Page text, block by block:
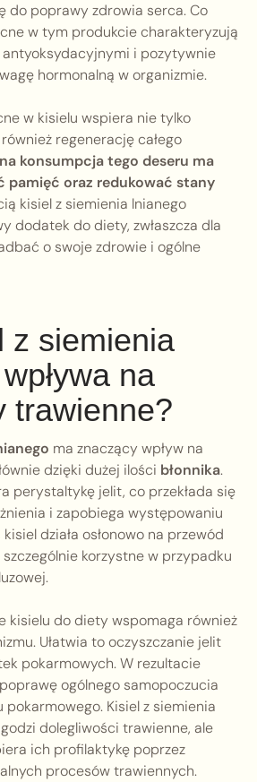
do poprawy zdrowia serca. Co
w tym produkcie charakteryzują
antyoksydacyjnymi i pozytywnie
hormonalną w organizmie.
w kisielu wspiera nie tylko
regenerację całego
konsumpcja tego deseru ma
pamięć oraz redukować stany
kisiel z siemienia lnianego
dodatek do diety, zwłaszcza dla
o swoje zdrowie i ogólne
z siemienia
na
trawienne?
ma znaczący wpływ na
dzięki dużej ilości błonnika.
perystaltykę jelit, co przekłada się
i zapobiega występowaniu
działa osłonowo na przewód
korzystne w przypadku
kisielu do diety wspomaga również
Ułatwia to oczyszczanie jelit
pokarmowych. W rezultacie
ogólnego samopoczucia
pokarmowego. Kisiel z siemienia
dolegliwości trawienne, ale
ich profilaktykę poprzez
procesów trawiennych.